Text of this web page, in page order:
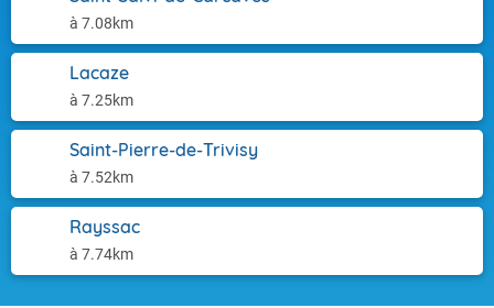
à 7.08km
Lacaze
à 7.25km
Saint-Pierre-de-Trivisy
à 7.52km
Rayssac
à 7.74km